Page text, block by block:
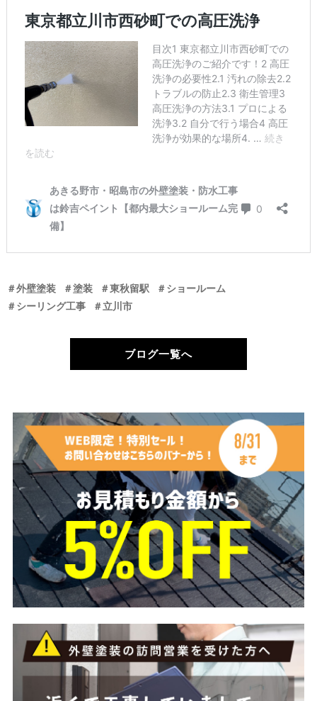
＃外壁塗装 ＃塗装 ＃東秋留駅
＃ショールーム
＃シーリング工事
＃立川市
ブログ一覧へ